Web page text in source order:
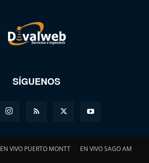
SÍGUENOS
EN VIVO PUERTO MONTT EN VIVO SAGO AM